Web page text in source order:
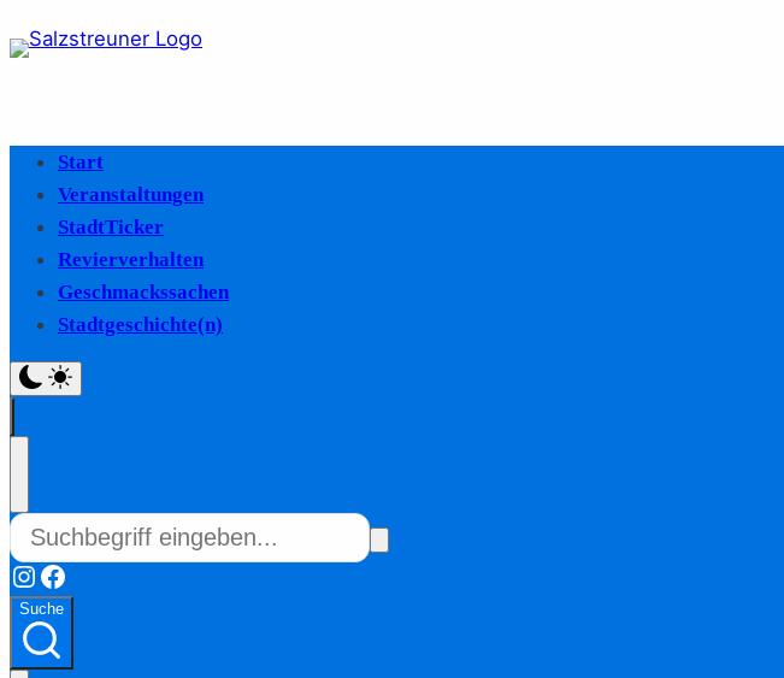
Start
Veranstaltungen
StadtTicker
Revierverhalten
Geschmackssachen
Stadtgeschichte(n)
Instagram
Facebook
Suche